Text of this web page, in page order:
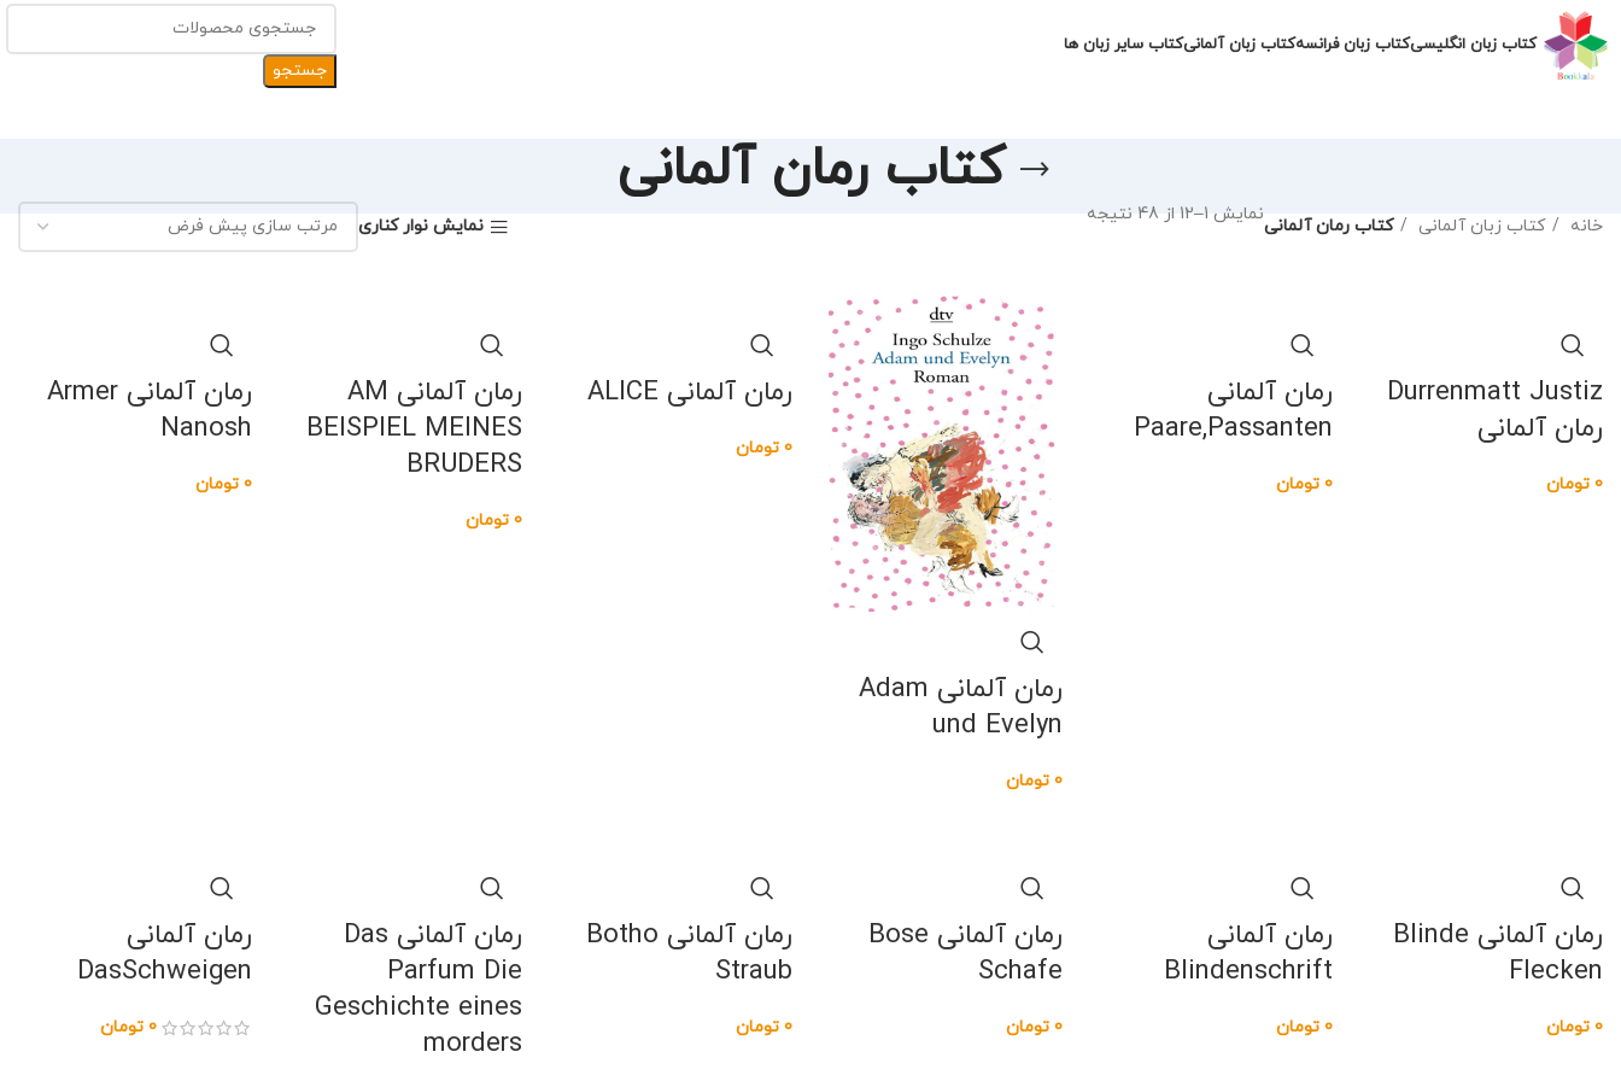
کتاب زبان انگلیسیکتاب زبان فرانسهکتاب زبان آلمانیکتاب سایر زبان ها
جستجو
کتاب رمان آلمانی
خانه کتاب زبان آلمانی کتاب رمان آلمانی
نمایش 1–12 از 48 نتیجه
نمایش نوار کناری
Durrenmatt Justiz
رمان آلمانی
0 تومان
رمان آلمانی
Paare,Passanten
0 تومان
رمان آلمانی Adam
und Evelyn
0 تومان
رمان آلمانی ALICE
0 تومان
رمان آلمانی AM
BEISPIEL MEINES
BRUDERS
0 تومان
رمان آلمانی Armer
Nanosh
0 تومان
رمان آلمانی Blinde
Flecken
0 تومان
رمان آلمانی
Blindenschrift
0 تومان
رمان آلمانی Bose
Schafe
0 تومان
رمان آلمانی Botho
Straub
0 تومان
رمان آلمانی Das
Parfum Die
Geschichte eines
morders
رمان آلمانی
DasSchweigen
0 تومان